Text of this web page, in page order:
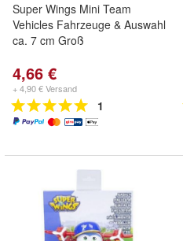
Super Wings Mini Team
Vehicles Fahrzeuge & Auswahl
ca. 7 cm Groß
4,66 €
+ 4,90 € Versand
1